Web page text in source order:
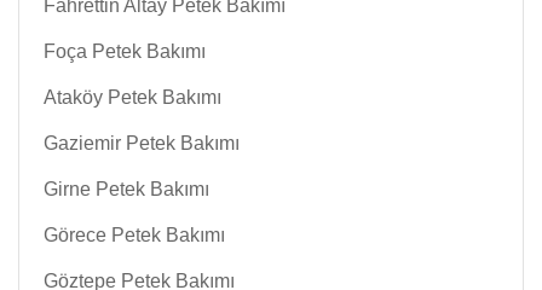
Fahrettin Altay Petek Bakımı
Foça Petek Bakımı
Ataköy Petek Bakımı
Gaziemir Petek Bakımı
Girne Petek Bakımı
Görece Petek Bakımı
Göztepe Petek Bakımı